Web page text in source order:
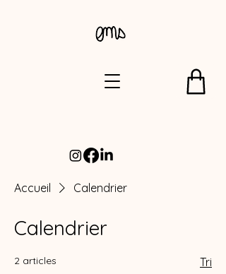
Accueil Calendrier
Calendrier
2 articles Tri